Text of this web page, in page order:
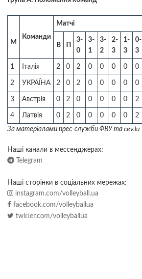
М
Команди
Матчі
В
3-
0
3-
1
3-
2
2-
3
1-
3
0-
3
1 Італія 2 0 2 0 0 0 0 0
2 УКРАЇНА 2 0 2 0 0 0 0 0
3 Австрія 0 2 0 0 0 0 0 2
4 Латвія 0 2 0 0 0 0 0 2
За матерiалами прес-служби ФВУ та cev.lu
Наші канали в мессенджерах:
Telegram
Наші сторінки в соціальних мережах:
instagram.com/volleyball.ua
facebook.com/volleyballua
twitter.com/volleyballua